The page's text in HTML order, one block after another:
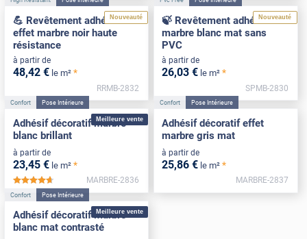
Nouveauté
💪 Revêtement adhésif
effet marbre noir haute
résistance
à partir de
48,42 € le m² *
RRMB-2832
Nouveauté
🍃 Revêtement adhésif
marbre blanc mat sans
PVC
à partir de
26,03 € le m² *
SPMB-2830
Meilleure vente
Confort Pose Intérieure
Adhésif décoratif marbre
blanc brillant
à partir de
23,45 € le m² *
*****
MARBRE-2836
Confort Pose Intérieure
Adhésif décoratif effet
marbre gris mat
à partir de
25,86 € le m² *
MARBRE-2837
Meilleure vente
Confort Pose Intérieure
Adhésif décoratif marbre
blanc mat contrasté